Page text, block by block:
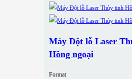
Máy Đột lỗ Laser
Hồng ngoại
Format